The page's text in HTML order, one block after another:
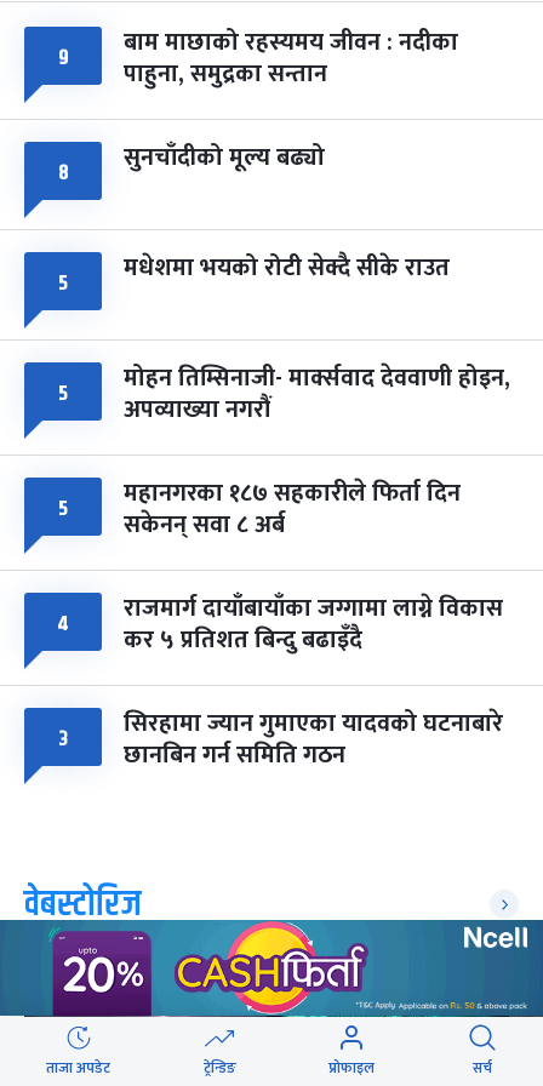
८
सोम
फागुपूर्णिमा
चैत्र ८, २०८३-Mar 22, 2027
७ महिना बाँकी
९ बाम माछाको रहस्यमय जीवन : नदीका
पाहुना, समुद्रका सन्तान
८ सुनचाँदीको मूल्य बढ्यो
५ मधेशमा भयको रोटी सेक्दै सीके राउत
५ मोहन तिम्सिनाजी- मार्क्सवाद देववाणी होइन,
अपव्याख्या नगरौं
५ महानगरका १८७ सहकारीले फिर्ता दिन
सकेनन् सवा ८ अर्ब
४ राजमार्ग दायाँबायाँका जग्गामा लाग्ने विकास
कर ५ प्रतिशत बिन्दु बढाइँदै
३ सिरहामा ज्यान गुमाएका यादवको घटनाबारे
छानबिन गर्न समिति गठन
वेबस्टोरिज
ताजा अपडेट ट्रेन्डिङ प्रोफाइल सर्च